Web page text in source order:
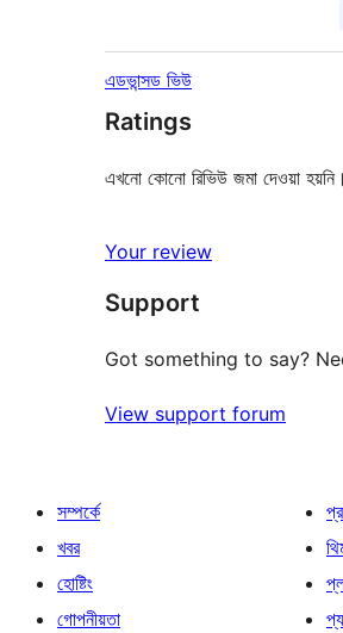
এডভান্সড ভিউ
Ratings
এখনো কোনো রিভিউ জমা দেওয়া হয়নি।
Your review
Support
Got something to say?
View support forum
সম্পর্কে
খবর
হোষ্টিং
গোপনীয়তা